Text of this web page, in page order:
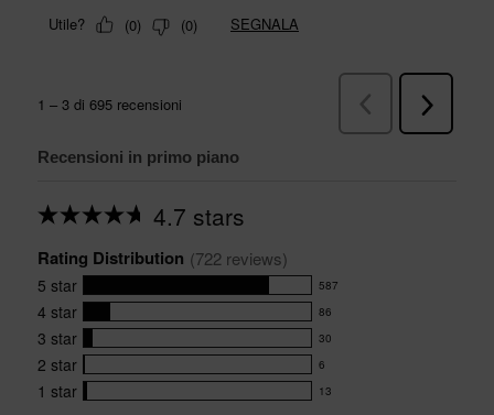
Recensioni in primo piano
4.7 stars
Average
for
this
product:
4.7
out
of
5
stars
Rating Distribution (722 reviews)
5 star 587
587
reviews
with
5
star
rating.
4 star 86
86
reviews
with
4
3 star 30
30
reviews
with
2 star 6
6
reviews
1 star 13
13